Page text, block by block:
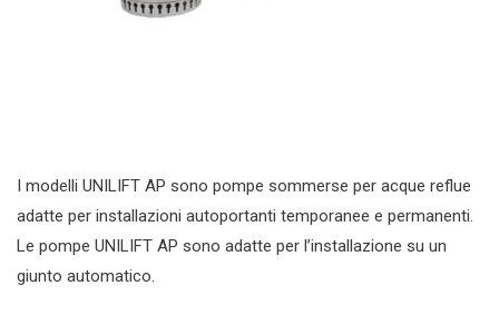
I modelli UNILIFT AP sono pompe sommerse per acque reflue
adatte per installazioni autoportanti temporanee e permanenti.
Le pompe UNILIFT AP sono adatte per l’installazione su un
giunto automatico.